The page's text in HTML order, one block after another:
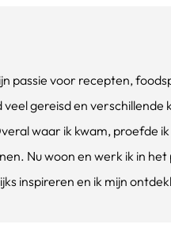
passie voor recepten,
veel gereisd en
waar ik kwam, proefde
Nu woon en werk ik in
inspireren en ik mijn